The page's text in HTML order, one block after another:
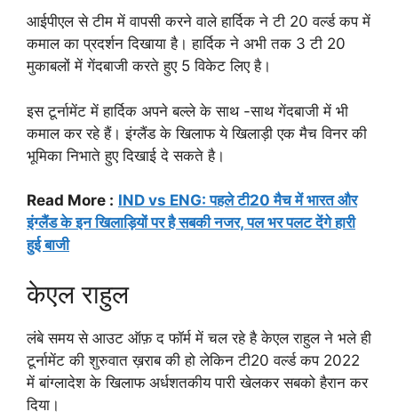
आईपीएल से टीम में वापसी करने वाले हार्दिक ने टी 20 वर्ल्ड कप में
कमाल का प्रदर्शन दिखाया है। हार्दिक ने अभी तक 3 टी 20
मुकाबलों में गेंदबाजी करते हुए 5 विकेट लिए है।
इस टूर्नामेंट में हार्दिक अपने बल्ले के साथ -साथ गेंदबाजी में भी
कमाल कर रहे हैं। इंग्लैंड के खिलाफ ये खिलाड़ी एक मैच विनर की
भूमिका निभाते हुए दिखाई दे सकते है।
Read More : IND vs ENG: पहले टी20 मैच में भारत और
इंग्लैंड के इन खिलाड़ियों पर है सबकी नजर, पल भर पलट देंगे हारी
हुई बाजी
केएल राहुल
लंबे समय से आउट ऑफ़ द फॉर्म में चल रहे है केएल राहुल ने भले ही
टूर्नामेंट की शुरुवात ख़राब की हो लेकिन टी20 वर्ल्ड कप 2022
में बांग्लादेश के खिलाफ अर्धशतकीय पारी खेलकर सबको हैरान कर
दिया।